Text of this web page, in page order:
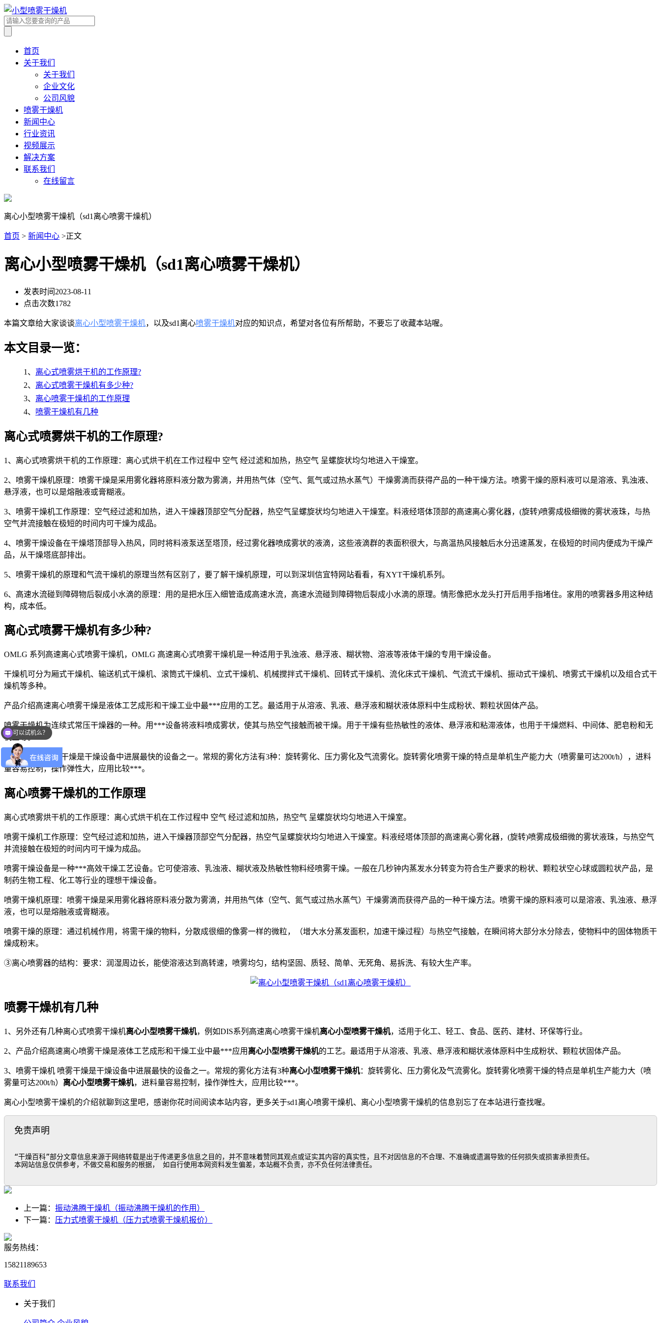
首页
关于我们
关于我们
企业文化
公司风貌
喷雾干燥机
新闻中心
行业资讯
视频展示
解决方案
联系我们
在线留言
离心小型喷雾干燥机（sd1离心喷雾干燥机）
首页 > 新闻中心 >正文
离心小型喷雾干燥机（sd1离心喷雾干燥机）
发表时间 2023-08-11
点击次数1782
本篇文章给大家谈谈离心小型喷雾干燥机，以及sd1离心喷雾干燥机对应的知识点，希望对各位有所帮助，不要忘了收藏本站喔。
本文目录一览：
1、 离心式喷雾烘干机的工作原理?
2、 离心式喷雾干燥机有多少种?
3、 离心喷雾干燥机的工作原理
4、 喷雾干燥机有几种
离心式喷雾烘干机的工作原理?
1、离心式喷雾烘干机的工作原理：离心式烘干机在工作过程中 空气 经过滤和加热，热空气 呈螺旋状均匀地进入干燥室。
2、喷雾干燥机原理：喷雾干燥是采用雾化器将原料液分散为雾滴，并用热气体（空气、氮气或过热水蒸气）干燥雾滴而获得产品的一种干燥方法。喷雾干燥的原料液可以是溶液、乳浊液、
悬浮液，也可以是熔融液或膏糊液。
3、喷雾干燥机工作原理：空气经过滤和加热，进入干燥器顶部空气分配器，热空气呈螺旋状均匀地进入干燥室。料液经塔体顶部的高速离心雾化器，(旋转)喷雾成极细微的雾状液珠，与热
空气并流接触在极短的时间内可干燥为成品。
4、喷雾干燥设备在干燥塔顶部导入热风，同时将料液泵送至塔顶，经过雾化器喷成雾状的液滴，这些液滴群的表面积很大，与高温热风接触后水分迅速蒸发，在极短的时间内便成为干燥产
品，从干燥塔底部排出。
5、喷雾干燥机的原理和气流干燥机的原理当然有区别了，要了解干燥机原理，可以到深圳信宜特网站看看，有XYT干燥机系列。
6、高速水流碰到障碍物后裂成小水滴的原理：用的是把水压入细管造成高速水流，高速水流碰到障碍物后裂成小水滴的原理。情形像把水龙头打开后用手指堵住。家用的喷雾器多用这种结
构，成本低。
离心式喷雾干燥机有多少种?
OMLG 系列高速离心式喷雾干燥机，OMLG 高速离心式喷雾干燥机是一种适用于乳浊液、悬浮液、糊状物、溶液等液体干燥的专用干燥设备。
干燥机可分为厢式干燥机、输送机式干燥机、滚筒式干燥机、立式干燥机、机械搅拌式干燥机、回转式干燥机、流化床式干燥机、气流式干燥机、振动式干燥机、喷雾式干燥机以及组合式干
燥机等多种。
产品介绍高速离心喷雾干燥是液体工艺成形和干燥工业中最***应用的工艺。最适用于从溶液、乳液、悬浮液和糊状液体原料中生成粉状、颗粒状固体产品。
喷雾干燥机为连续式常压干燥器的一种。用***设备将液料喷成雾状，使其与热空气接触而被干燥。用于干燥有些热敏性的液体、悬浮液和粘滞液体，也用于干燥燃料、中间体、肥皂粉和无
机盐等。
喷雾干燥机 喷雾干燥是干燥设备中进展最快的设备之一。常规的雾化方法有3种：旋转雾化、压力雾化及气流雾化。旋转雾化喷雾干燥的特点是单机生产能力大（喷雾量可达200t/h），进料
量容易控制，操作弹性大，应用比较***。
离心喷雾干燥机的工作原理
离心式喷雾烘干机的工作原理：离心式烘干机在工作过程中 空气 经过滤和加热，热空气 呈螺旋状均匀地进入干燥室。
喷雾干燥机工作原理：空气经过滤和加热，进入干燥器顶部空气分配器，热空气呈螺旋状均匀地进入干燥室。料液经塔体顶部的高速离心雾化器，(旋转)喷雾成极细微的雾状液珠，与热空气
并流接触在极短的时间内可干燥为成品。
喷雾干燥设备是一种***高效干燥工艺设备。它可使溶液、乳浊液、糊状液及热敏性物料经喷雾干燥。一般在几秒钟内蒸发水分转变为符合生产要求的粉状、颗粒状空心球或圆粒状产品，是
制药生物工程、化工等行业的理想干燥设备。
喷雾干燥机原理：喷雾干燥是采用雾化器将原料液分散为雾滴，并用热气体（空气、氮气或过热水蒸气）干燥雾滴而获得产品的一种干燥方法。喷雾干燥的原料液可以是溶液、乳浊液、悬浮
液，也可以是熔融液或膏糊液。
喷雾干燥的原理：通过机械作用，将需干燥的物料，分散成很细的像雾一样的微粒，（增大水分蒸发面积，加速干燥过程）与热空气接触，在瞬间将大部分水分除去，使物料中的固体物质干
燥成粉末。
③离心喷雾器的结构：要求：润湿周边长，能使溶液达到高转速，喷雾均匀，结构坚固、质轻、简单、无死角、易拆洗、有较大生产率。
喷雾干燥机有几种
1、另外还有几种离心式喷雾干燥机离心小型喷雾干燥机，例如DIS系列高速离心喷雾干燥机离心小型喷雾干燥机，适用于化工、轻工、食品、医药、建材、环保等行业。
2、产品介绍高速离心喷雾干燥是液体工艺成形和干燥工业中最***应用 离心小型喷雾干燥机的工艺。最适用于从溶液、乳液、悬浮液和糊状液体原料中生成粉状、颗粒状固体产品。
3、喷雾干燥机 喷雾干燥是干燥设备中进展最快的设备之一。常规的雾化方法有3种离心小型喷雾干燥机：旋转雾化、压力雾化及气流雾化。旋转雾化喷雾干燥的特点是单机生产能力大（喷
雾量可达200t/h） 离心小型喷雾干燥机，进料量容易控制，操作弹性大，应用比较***。
离心小型喷雾干燥机的介绍就聊到这里吧，感谢你花时间阅读本站内容，更多关于sd1离心喷雾干燥机、离心小型喷雾干燥机的信息别忘了在本站进行查找喔。
免责声明
“干燥百科”部分文章信息来源于网络转载是出于传递更多信息之目的，并不意味着赞同其观点或证实其内容的真实性，且不对因信息的不合理、不准确或遗漏导致的任何损失或损害承担责任。
本网站信息仅供参考，不做交易和服务的根据， 如自行使用本网资料发生偏差，本站概不负责，亦不负任何法律责任。
上一篇： 振动沸腾干燥机（振动沸腾干燥机的作用）
下一篇： 压力式喷雾干燥机（压力式喷雾干燥机报价）
服务热线：
15821189653
联系我们
关于我们
可以试机么？